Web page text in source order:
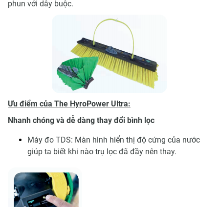
phun với dây buộc.
Ưu điểm của The HyroPower Ultra:
Nhanh chóng và dễ dàng thay đổi bình lọc
Máy đo TDS: Màn hình hiển thị độ cứng của nước
giúp ta biết khi nào trụ lọc đã đầy nên thay.